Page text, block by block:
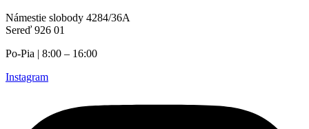
Námestie slobody 4284/36A
Sereď 926 01
Po-Pia | 8:00 – 16:00
Instagram